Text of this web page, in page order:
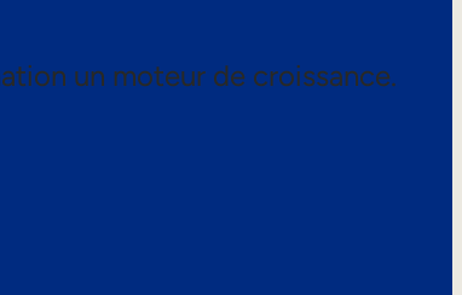
un moteur de croissance.